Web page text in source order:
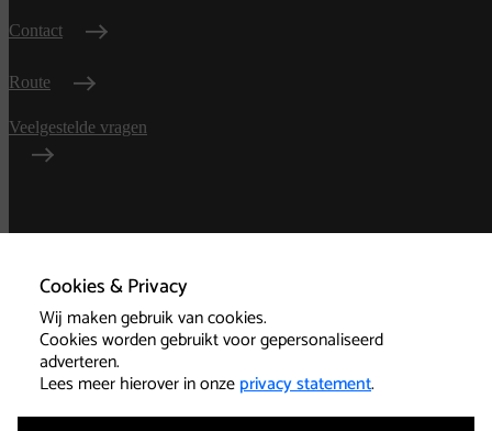
Cookies & Privacy
Wij maken gebruik van cookies.
Cookies worden gebruikt voor gepersonaliseerd
adverteren.
Lees meer hierover in onzeprivacy statement.
Contact
Route
Veelgestelde vragen
voorwaarden
Privacy
Technische informatie